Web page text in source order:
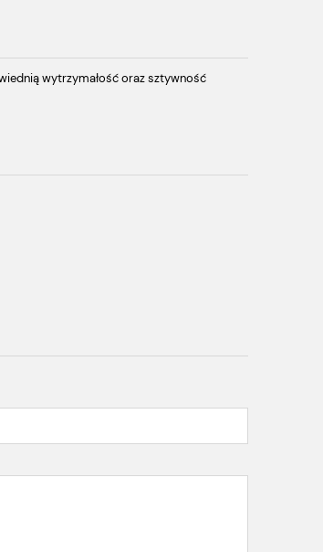
wytrzymałość oraz sztywność